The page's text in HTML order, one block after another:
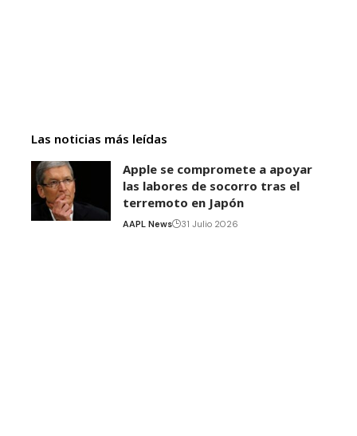
Las noticias más leídas
Apple se compromete a apoyar
las labores de socorro tras el
terremoto en Japón
AAPL News 31 Julio 2026